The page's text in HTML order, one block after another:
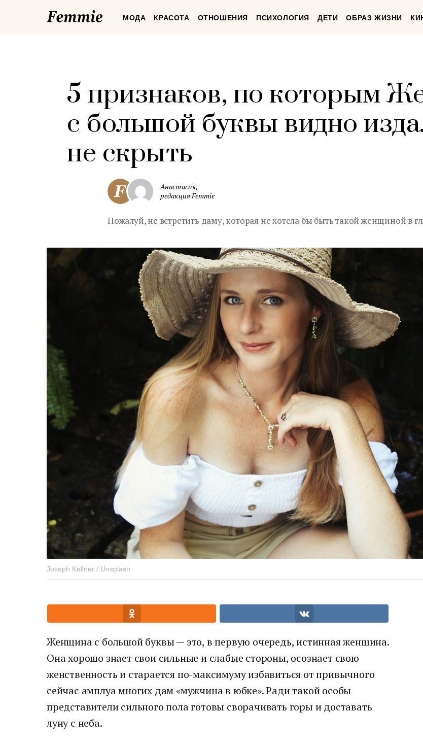
FemmieМОДА КРАСОТА ОТНОШЕНИЯ ПСИХОЛОГИЯ ДЕТИ ОБРАЗ ЖИЗНИ
5 признаков, по которым
с большой буквы видно
не скрыть
Анастасия,
редакция Femmie
Пожалуй, не встретить даму, которая не хотела бы быть такой женщиной в
Joseph Kellner / Unsplash
Женщина с большой буквы — это, в первую очередь, истинная женщина.
Она хорошо знает свои сильные и слабые стороны, осознает свою
женственность и старается по-максимуму избавиться от привычного
сейчас амплуа многих дам «мужчина в юбке». Ради такой особы
представители сильного пола готовы сворачивать горы и доставать
луну с неба.